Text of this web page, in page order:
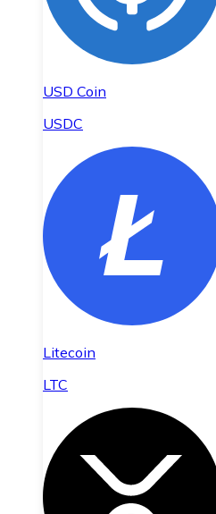
USD Coin
USDC
Litecoin
LTC